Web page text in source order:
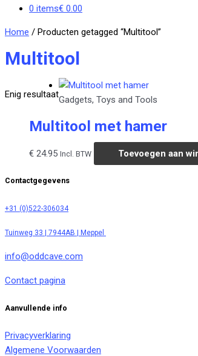
0 items€ 0.00
Home / Producten getagged “Multitool”
Multitool
Enig resultaatGadgets, Toys and Tools
Multitool met hamer
€ 24.95 Incl. BTW Toevoegen aan
Contactgegevens
+31 (0)522-306034
Tuinweg 33 | 7944AB | Meppel
info@oddcave.com
Contact pagina
Aanvullende info
Privacyverklaring
Algemene Voorwaarden